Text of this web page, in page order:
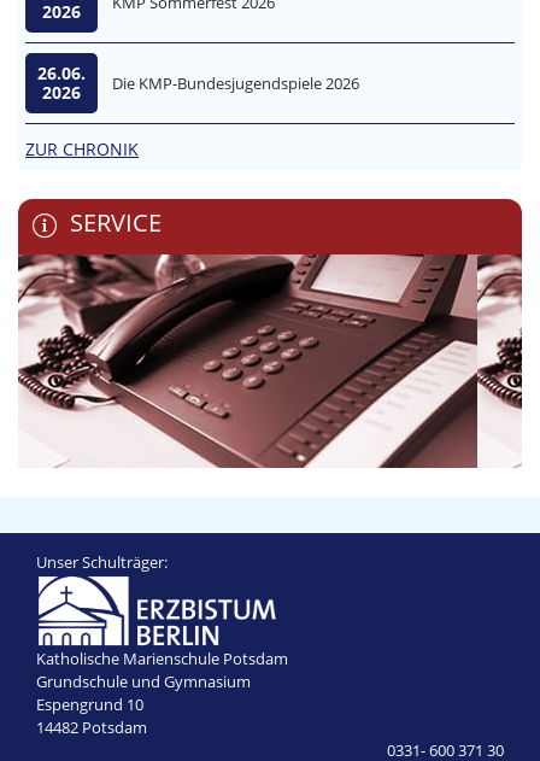
2026
26.06.
2026
Die KMP-Bundesjugendspiele 2026
ZUR CHRONIK
SERVICE
Unser Schulträger:
Katholische Marienschule Potsdam
Grundschule und Gymnasium
Espengrund 10
14482 Potsdam
0331- 600 371 30